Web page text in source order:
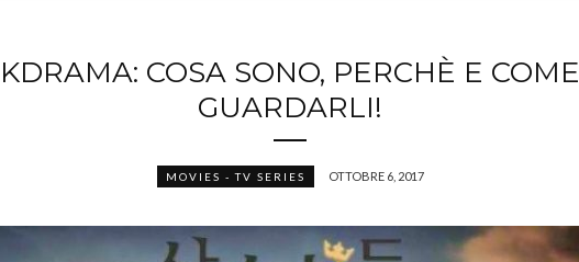
KDRAMA: COSA SONO, PERCHÈ E COME
GUARDARLI!
MOVIES - TV SERIES OTTOBRE 6, 2017